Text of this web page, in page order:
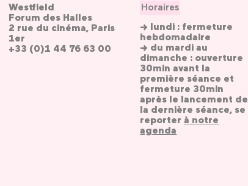
Westfield
Forum des Halles
2 rue du cinéma, Paris
1er
+33 (0)1 44 76 63 00
Horaires
→ lundi : fermeture
hebdomadaire
→ du mardi au
dimanche : ouverture
30min avant la
première séance et
fermeture 30min
après le lancement de
la dernière séance, se
reporterà notre
agenda